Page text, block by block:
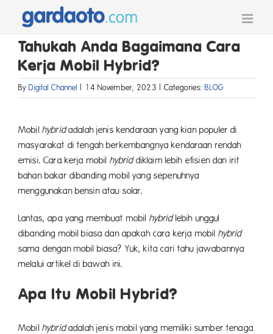
content
Tahukah Anda Bagaimana Cara
Kerja Mobil Hybrid?
By Digital Channel | 14 November, 2023 | Categories: BLOG
Mobil hybridadalah jenis kendaraan yang kian populer di
masyarakat di tengah berkembangnya kendaraan rendah
emisi. Cara kerja mobil hybriddiklaim lebih efisien dan irit
bahan bakar dibanding mobil yang sepenuhnya
menggunakan bensin atau solar.
Lantas, apa yang membuat mobil hybridlebih unggul
dibanding mobil biasa dan apakah cara kerja mobil hybrid
sama dengan mobil biasa? Yuk, kita cari tahu jawabannya
melalui artikel di bawah ini.
Apa Itu Mobil Hybrid?
Mobil hybridadalah jenis mobil yang memiliki sumber tenaga